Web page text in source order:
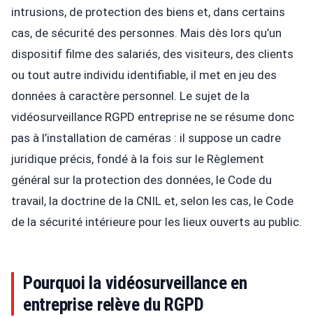
intrusions, de protection des biens et, dans certains
cas, de sécurité des personnes. Mais dès lors qu’un
dispositif filme des salariés, des visiteurs, des clients
ou tout autre individu identifiable, il met en jeu des
données à caractère personnel. Le sujet de la
vidéosurveillance RGPD entreprise ne se résume donc
pas à l’installation de caméras : il suppose un cadre
juridique précis, fondé à la fois sur le Règlement
général sur la protection des données, le Code du
travail, la doctrine de la CNIL et, selon les cas, le Code
de la sécurité intérieure pour les lieux ouverts au public.
Pourquoi la vidéosurveillance en
entreprise relève du RGPD